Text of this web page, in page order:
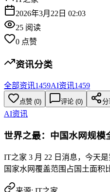
2026年3月22日 02:03
25 阅读
0 点赞
资讯分类
全部资讯1459AI资讯1459
点赞 (0) 评论 (0) 分
AI资讯
世界之最：中国水网规模
IT之家 3 月 22 日消息，今天
国家水网覆盖范围占国土面积